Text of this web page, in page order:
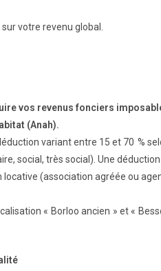
votre revenu global.
vos revenus fonciers
(Anah).
variant entre 15 et 70 %
social, très social). Une
(association agréée ou
« Borloo ancien » et «